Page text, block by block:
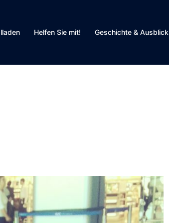
Helfen Sie mit! Geschichte & Ausblick